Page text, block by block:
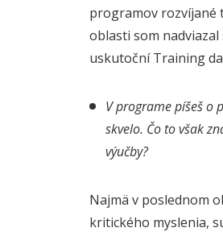
programov rozvíjané
oblasti som
uskutoční Training
V programe píšeš o
skvelo. Čo to však
výučby?
Najmä v poslednom
kritického myslenia,